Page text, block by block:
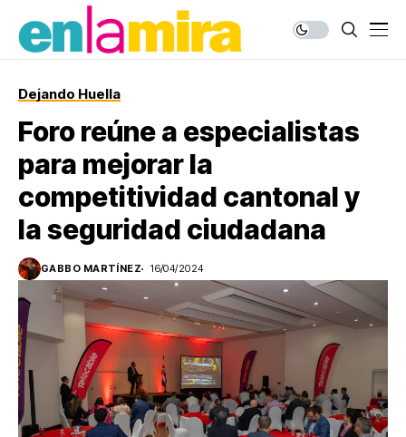
Dejando Huella
Foro reúne a especialistas
para mejorar la
competitividad cantonal y
la seguridad ciudadana
GABBO MARTÍNEZ 16/04/2024